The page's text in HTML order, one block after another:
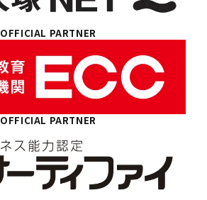
OFFICIAL PARTNER
OFFICIAL PARTNER